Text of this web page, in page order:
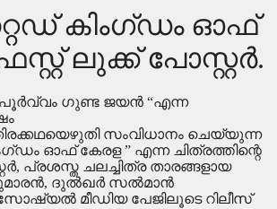
കിംഗ്ഡം ഓഫ്
ലുക്ക് പോസ്റ്റർ.
ഗുണ്ട ജയൻ “എന്ന
സംവിധാനം ചെയ്യുന്ന
ഓഫ് കേരള ” എന്ന ചിത്രത്തിന്റെ
പ്രശസ്ത ചലച്ചിത്ര താരങ്ങളായ
ദുൽഖർ സൽമാൻ
മീഡിയ പേജിലൂടെ റിലീസ്